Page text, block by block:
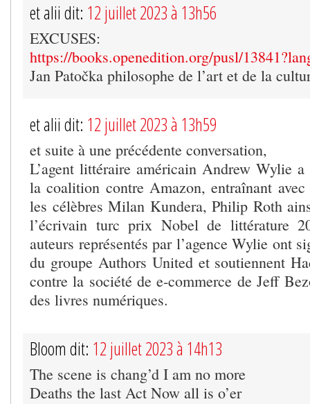
et alii dit: 12 juillet 2023 à 13h56
EXCUSES:
https://books.openedition.org/pusl/
Jan Patočka philosophe de l’art et de la
et alii dit: 12 juillet 2023 à 13h59
et suite à une précédente conversation,
L’agent littéraire américain Andrew Wylie
la coalition contre Amazon, entraînant
les célèbres Milan Kundera, Philip Roth
l’écrivain turc prix Nobel de littérature
auteurs représentés par l’agence Wylie ont
du groupe Authors United et soutiennent
contre la société de e-commerce de Jeff
des livres numériques.
Bloom dit: 12 juillet 2023 à 14h13
The scene is chang’d I am no more
Deaths the last Act Now all is o’er